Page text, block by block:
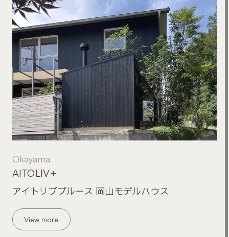
Okayama
アイトリブプルース 岡山モデルハウス
AITOLIV+
View more